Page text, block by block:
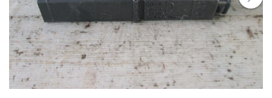
Все марки